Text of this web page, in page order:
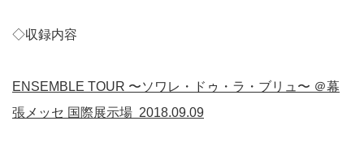
◇収録内容
ENSEMBLE TOUR 〜ソワレ・ドゥ・ラ・ブリュ〜 ＠幕
張メッセ 国際展示場 2018.09.09